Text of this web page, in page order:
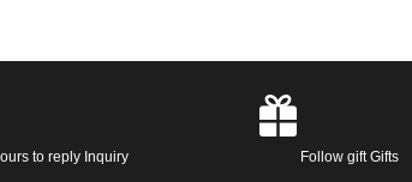
to reply Inquiry Follow gift Gifts